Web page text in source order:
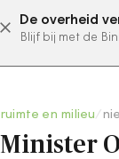
De overheid
Blijf bij met de
ruimte en milieu
Minister